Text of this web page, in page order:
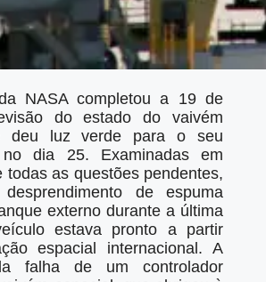
NASA completou a 19 de
do estado do vaivém
deu luz verde para o seu
no dia 25. Examinadas em
todas as questões pendentes,
de espuma
externo durante a última
estava pronto a partir
espacial internacional. A
falha de um controlador